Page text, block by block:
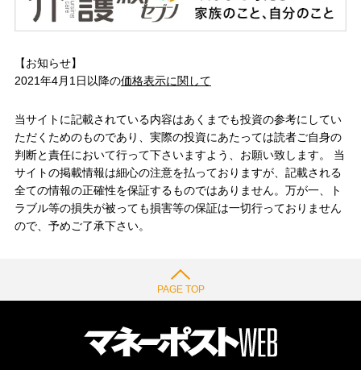
【お知らせ】
2021年4月1日以降の価格表示に関して
当サイトに記載されている内容はあくまでも投資の参考にしてい
ただくためのものであり、実際の投資にあたっては読者ご自身の
判断と責任において行って下さいますよう、お願い致します。 当
サイトの掲載情報は細心の注意を払っておりますが、記載される
全ての情報の正確性を保証するものではありません。万が一、ト
ラブル等の損失が被っても損害等の保証は一切行っておりません
ので、予めご了承下さい。
PAGE TOP